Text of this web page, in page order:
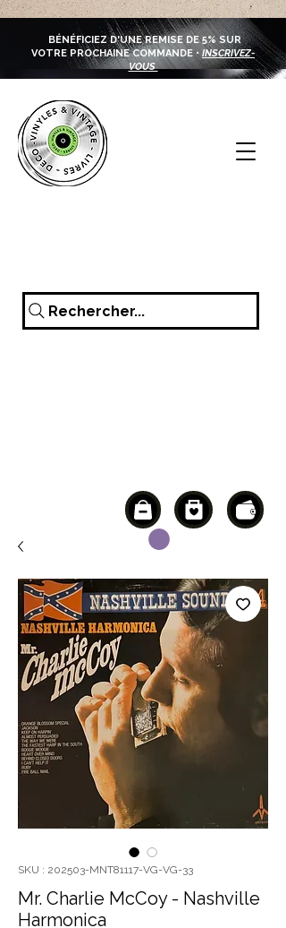
BÉNÉFICIEZ D'UNE REMISE DE 5% SUR
VOTRE PROCHAINE COMMANDE • INSCRIVEZ-
VOUS
Rechercher...
SKU : 202503-MNT81117-VG-VG-33
Mr. Charlie McCoy - Nashville
Harmonica